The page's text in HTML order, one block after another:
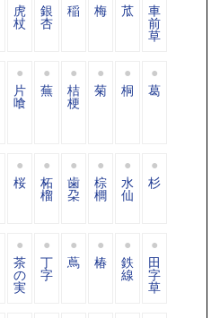
虎
杖
銀
杏
稲 梅 苽 車
前
草
片
喰
蕪 桔
梗
菊 桐 葛
桜 柘
榴
歯
朶
棕
櫚
水
仙
杉
茶
の
実
丁
字
蔦 椿 鉄
線
田
字
草